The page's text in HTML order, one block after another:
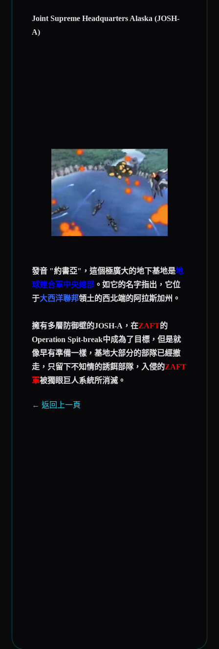
Joint Supreme Headquarters Alaska (JOSH-
A)
發音 "約書亞"，這個極廣大的地下基地是地
球連合軍中央總部 。如它的名字指出，它位
于大西洋聯邦領土的西北端的阿拉斯加州。
擁有多層防御壁的JOSH-A，在ZAFT的
Operation Spit-break中成為了目標，但是就
像早有準備一樣，基地大部分的部隊已經撤
走，只留下不知情的誘餌部隊，入侵的ZAFT
軍被獨眼巨人系統所消滅。
← 返回上一頁